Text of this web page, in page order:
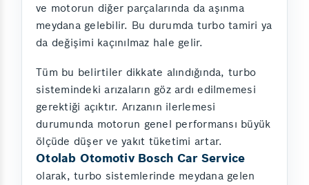
ve motorun diğer parçalarında da aşınma
meydana gelebilir. Bu durumda turbo tamiri ya
da değişimi kaçınılmaz hale gelir.
Tüm bu belirtiler dikkate alındığında, turbo
sistemindeki arızaların göz ardı edilmemesi
gerektiği açıktır. Arızanın ilerlemesi
durumunda motorun genel performansı büyük
ölçüde düşer ve yakıt tüketimi artar.
Otolab Otomotiv Bosch Car Service
olarak, turbo sistemlerinde meydana gelen